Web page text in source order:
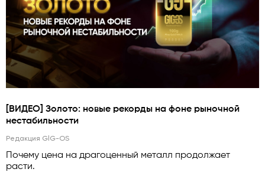
[ВИДЕО] Золото: новые рекорды на фоне рыночной
нестабильности
Редакция GlG-OS
Почему цена на драгоценный металл продолжает
расти.